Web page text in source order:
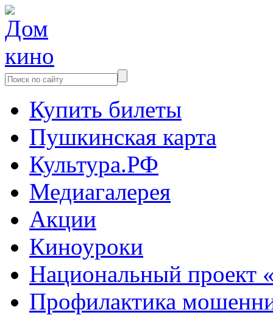
Купить билеты
Пушкинская карта
Культура.РФ
Медиагалерея
Акции
Киноуроки
Национальный проект
Профилактика